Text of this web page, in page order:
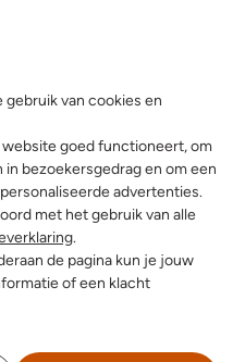
gebruik van cookies en
goed functioneert, om
bezoekersgedrag en om een
advertenties.
met het gebruik van alle
.
de pagina kun je jouw
of een klacht
€